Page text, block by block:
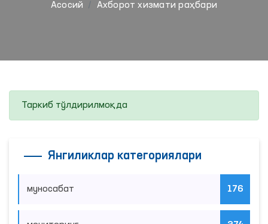
Aсосий Ахборот хизмати раҳбари
Таркиб тўлдирилмоқда
Янгиликлар категориялари
муносабат 176